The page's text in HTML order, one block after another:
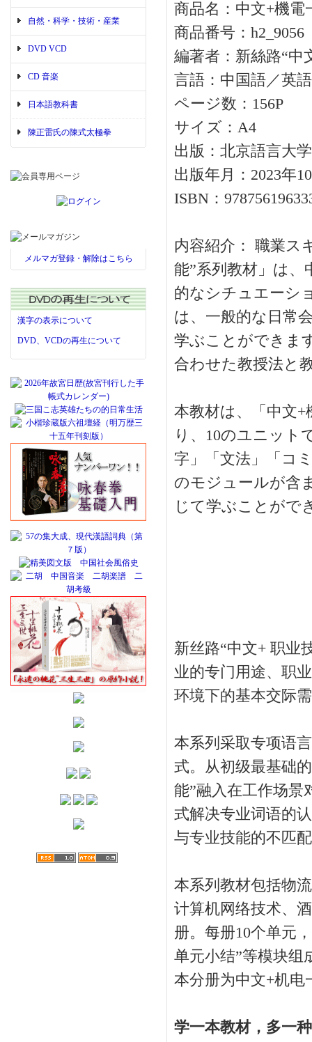
自然・科学・技術・産業
DVD VCD
CD 音楽
日本語教科書
陳正雷氏の陳式太極拳
メルマガ登録・解除はこちら
漢字の表示について
DVD、VCDの再生について
商品名：中文+機電
商品番号：h2_9056
編著者：新絲路“中
言語：中国語／英語
ページ数：156P
サイズ：A4
出版：北京語言大
出版年月：2023年
ISBN：
内容紹介： 職業ス
能”系列教材」は
的なシチュエーシ
は、一般的な日常
学ぶことができま
合わせた教授法と
本教材は、「中文
り、10のユニット
字」「文法」「コ
のモジュールが含
じて学ぶことがで
新丝路“中文+ 职业
业的专门用途、职
环境下的基本交际
本系列采取专项语
式。从初级最基础
能”融入在工作场景
式解决专业词语的
与专业技能的不匹
本系列教材包括物
计算机网络技术、
册。每册10个单元
单元小结”等模块组
本分册为中文+机电
学一本教材，多一